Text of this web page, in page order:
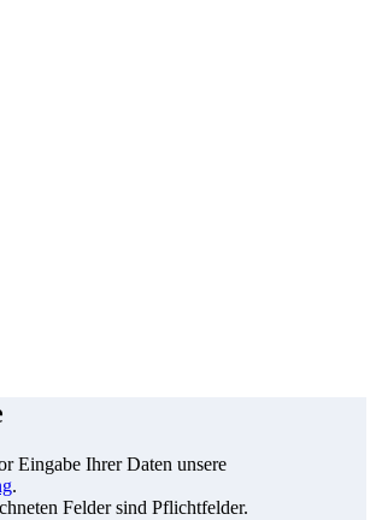
Eingabe Ihrer Daten unsere
.
Felder sind Pflichtfelder.